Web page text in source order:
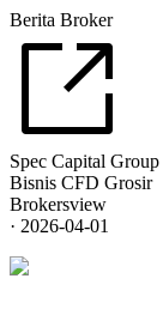
Berita Broker
Spec Capital
Bisnis CFD Grosir
Brokersview
· 2026-04-01